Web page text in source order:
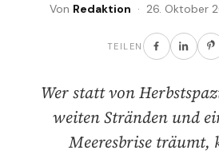
Von Redaktion · 26. Oktober
TEILEN
Wer statt von
weiten Stränden und
Meeresbrise träumt,